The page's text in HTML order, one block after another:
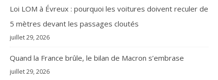
Loi LOM à Évreux : pourquoi les voitures doivent reculer de
5 mètres devant les passages cloutés
juillet 29, 2026
Quand la France brûle, le bilan de Macron s’embrase
juillet 29, 2026